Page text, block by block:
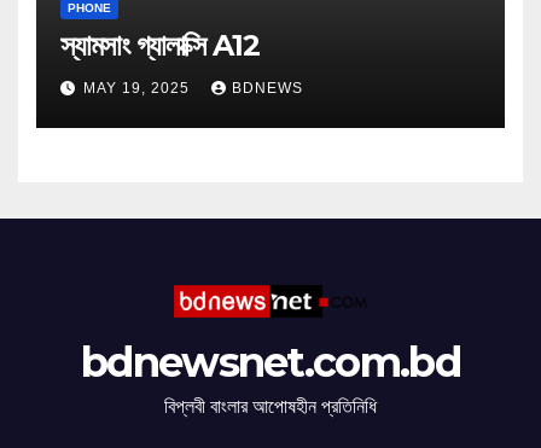
PHONE
স্যামসাং গ্যালাক্সি A12
MAY 19, 2025 BDNEWS
bdnewsnet.com.bd
বিপ্লবী বাংলার আপোষহীন প্রতিনিধি